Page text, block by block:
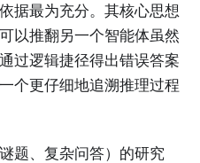
据最为充分。其核心思想
以推翻另一个智能体虽然
过逻辑捷径得出错误答案
个更仔细地追溯推理过程
题、复杂问答）的研究